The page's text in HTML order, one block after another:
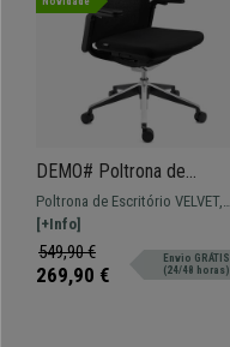
DEMO# Poltrona de
Escritório VELVET, Braços
Dobráveis, Assento
Ajustável Profundidade,
Preto
Poltrona de Escritório VELVET,
apoia braços dobráveis, duplo
acolchoado e forrado em pele
sintética de fácil cuidado.
[+Info]
549,90 €
269,90 €
Envio GRÁTIS
(24/48 horas)